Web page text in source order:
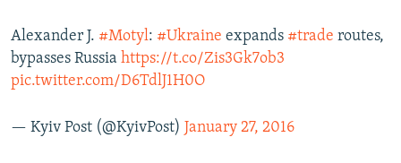
Alexander J. #Motyl: #Ukraine expands #trade routes,
bypasses Russia https://t.co/Zis3Gk7ob3
pic.twitter.com/D6TdlJ1H0O
— Kyiv Post (@KyivPost) January 27, 2016